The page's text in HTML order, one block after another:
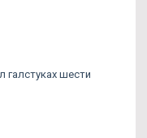
галстуках шести